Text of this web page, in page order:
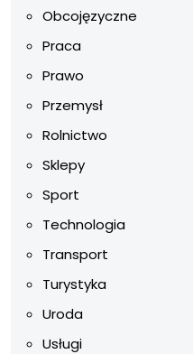
Obcojęzyczne
Praca
Prawo
Przemysł
Rolnictwo
Sklepy
Sport
Technologia
Transport
Turystyka
Uroda
Usługi